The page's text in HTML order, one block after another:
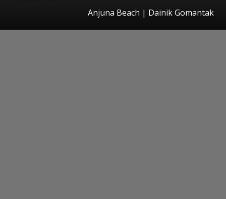
Anjuna Beach | Dainik Gomantak